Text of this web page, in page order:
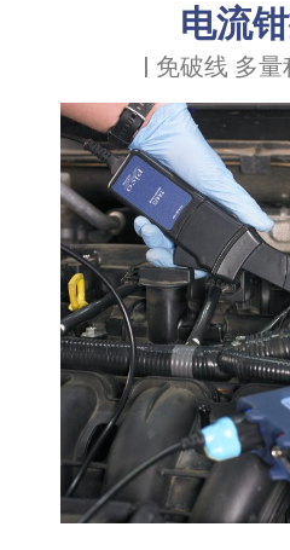
电流
| 免破线 多量